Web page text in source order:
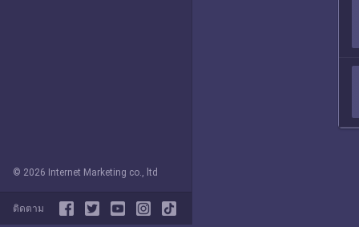
© 2026 Internet Marketing co., ltd
ติดตาม